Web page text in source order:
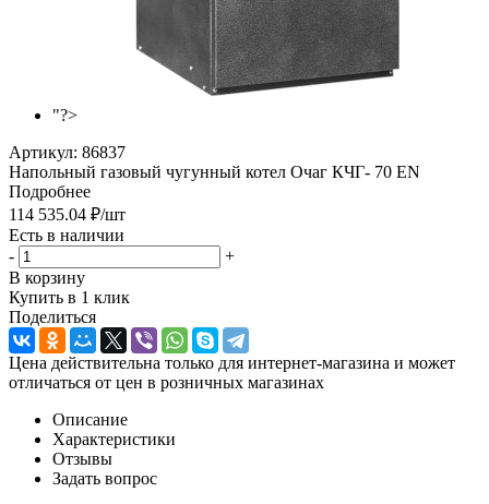
"?>
Артикул: 86837
Напольный газовый чугунный котел Очаг КЧГ- 70 EN
Подробнее
114 535.04 ₽/шт
Есть в наличии
-
+
В корзину
Купить в 1 клик
Поделиться
Цена действительна только для интернет-магазина и может
отличаться от цен в розничных магазинах
Описание
Характеристики
Отзывы
Задать вопрос